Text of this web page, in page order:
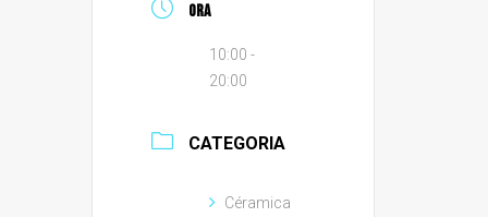
ORA
10:00 -
20:00
CATEGORIA
Céramica